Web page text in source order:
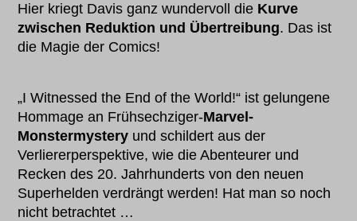
Hier kriegt Davis ganz wundervoll die Kurve
zwischen Reduktion und Übertreibung. Das ist
die Magie der Comics!
„I Witnessed the End of the World!“ ist gelungene
Hommage an Frühsechziger-Marvel-
Monstermystery und schildert aus der
Verliererperspektive, wie die Abenteurer und
Recken des 20. Jahrhunderts von den neuen
Superhelden verdrängt werden! Hat man so noch
nicht betrachtet …